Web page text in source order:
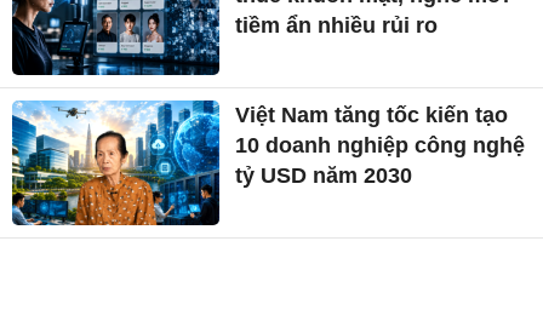
tiềm ẩn nhiều rủi ro
Việt Nam tăng tốc kiến tạo
10 doanh nghiệp công nghệ
tỷ USD năm 2030